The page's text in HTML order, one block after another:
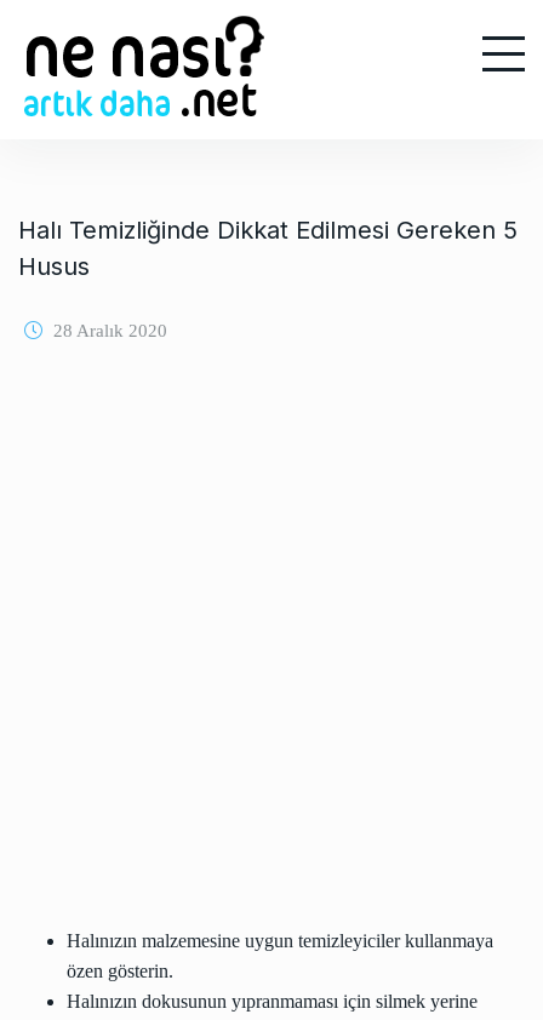
Halı Temizliğinde Dikkat Edilmesi Gereken 5
Husus
28 Aralık 2020
Halınızın malzemesine uygun temizleyiciler kullanmaya
özen gösterin.
Halınızın dokusunun yıpranmaması için silmek yerine